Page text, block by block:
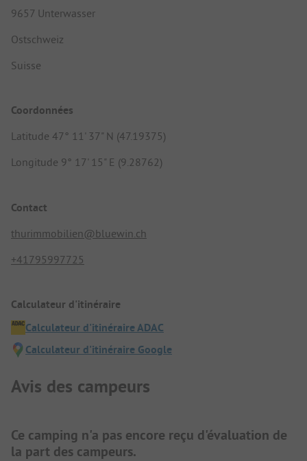
9657 Unterwasser
Ostschweiz
Suisse
Coordonnées
Latitude 47° 11' 37" N (47.19375)
Longitude 9° 17' 15" E (9.28762)
Contact
thurimmobilien@bluewin.ch
+41795997725
Calculateur d'itinéraire
Calculateur d'itinéraire ADAC
Calculateur d'itinéraire Google
Avis des campeurs
Ce camping n'a pas encore reçu d'évaluation de
la part des campeurs.